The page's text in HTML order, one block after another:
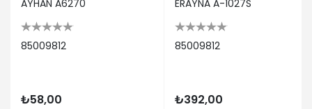
AYHAN A6270
85009812
₺58,00
ERAYNA A-1027S
85009812
₺392,00